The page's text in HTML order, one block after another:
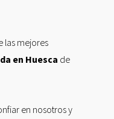
las mejores
en Huesca de
en nosotros y